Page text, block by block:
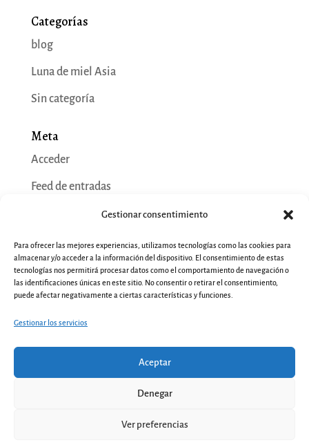
Gestionar consentimiento
Para ofrecer las mejores experiencias, utilizamos tecnologías como las cookies para
almacenar y/o acceder a la información del dispositivo. El consentimiento de estas
tecnologías nos permitirá procesar datos como el comportamiento de navegación o
las identificaciones únicas en este sitio. No consentir o retirar el consentimiento,
puede afectar negativamente a ciertas características y funciones.
Gestionar los servicios
Aceptar
Denegar
Ver preferencias
Categorías
blog
Luna de miel Asia
Sin categoría
Meta
Acceder
Feed de entradas
Feed de comentarios
WordPress.org